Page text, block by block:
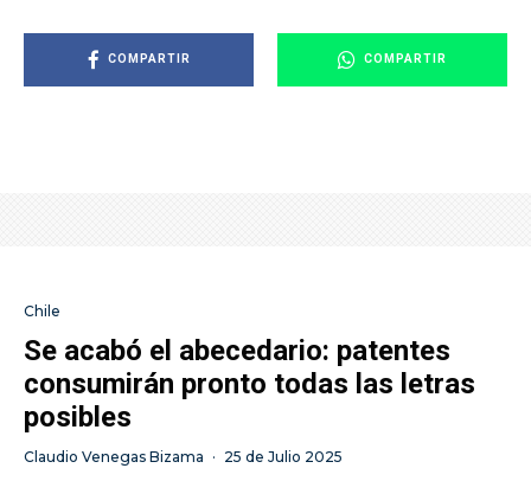
COMPARTIR COMPARTIR
Chile
Se acabó el abecedario: patentes
consumirán pronto todas las letras
posibles
Claudio Venegas Bizama · 25 de Julio 2025